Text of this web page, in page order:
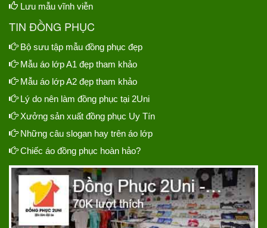
Lưu mẫu vĩnh viễn
TIN ĐỒNG PHỤC
Bộ sưu tập mẫu đồng phục đẹp
Mẫu áo lớp A1 đẹp tham khảo
Mẫu áo lớp A2 đẹp tham khảo
Lý do nên làm đồng phục tại 2Uni
Xưởng sản xuất đồng phục Uy Tín
Những câu slogan hay trên áo lớp
Chiếc áo đồng phục hoàn hảo?